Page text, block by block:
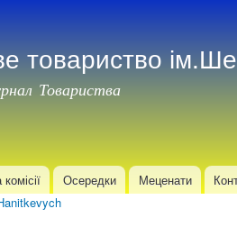
основного
матеріалу
товариство
Товариства
Осередки Меценати